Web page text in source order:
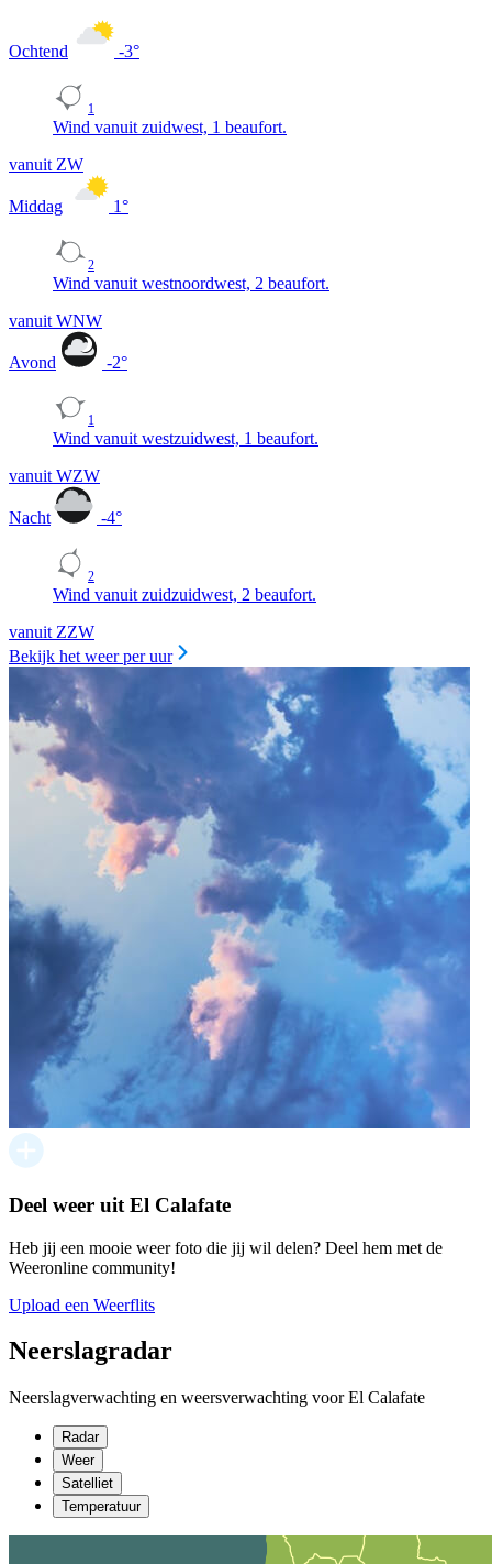
Ochtend -3°
1
Wind vanuit zuidwest, 1 beaufort.
vanuit ZW
Middag 1°
2
Wind vanuit westnoordwest, 2 beaufort.
vanuit WNW
Avond -2°
1
Wind vanuit westzuidwest, 1 beaufort.
vanuit WZW
Nacht -4°
2
Wind vanuit zuidzuidwest, 2 beaufort.
vanuit ZZW
Bekijk het weer per uur
Deel weer uit El Calafate
Heb jij een mooie weer foto die jij wil delen? Deel hem met de
Weeronline community!
Upload een Weerflits
Neerslagradar
Neerslagverwachting en weersverwachting voor El Calafate
Radar
Weer
Satelliet
Temperatuur